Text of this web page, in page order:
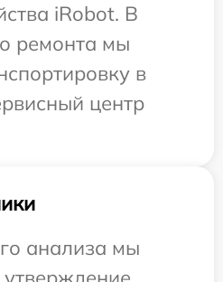
iRobot. В
ремонта мы
в
центр
анализа мы